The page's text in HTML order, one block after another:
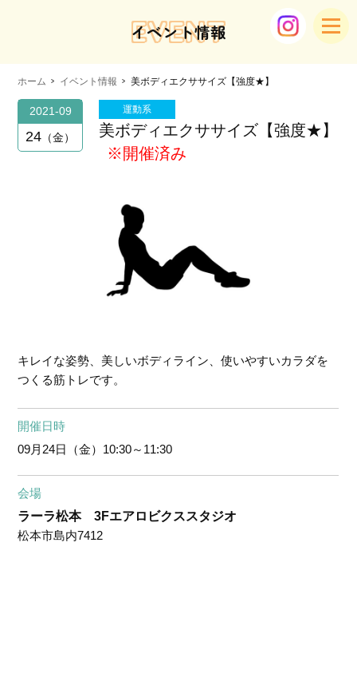
EVENT
イベント情報
ホーム イベント情報 美ボディエクササイズ【強度★】
2021-09
24 金
運動系
美ボディエクササイズ【強度★】
※開催済み
キレイな姿勢、美しいボディライン、使いやすいカラダを
つくる筋トレです。
開催日時
09月24日（金） 10:30～11:30
会場
ラーラ松本 3Fエアロビクススタジオ
松本市島内7412